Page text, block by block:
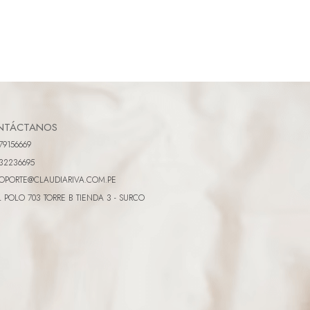
POLO 703 TORRE B TIENDA 3 - SURCO